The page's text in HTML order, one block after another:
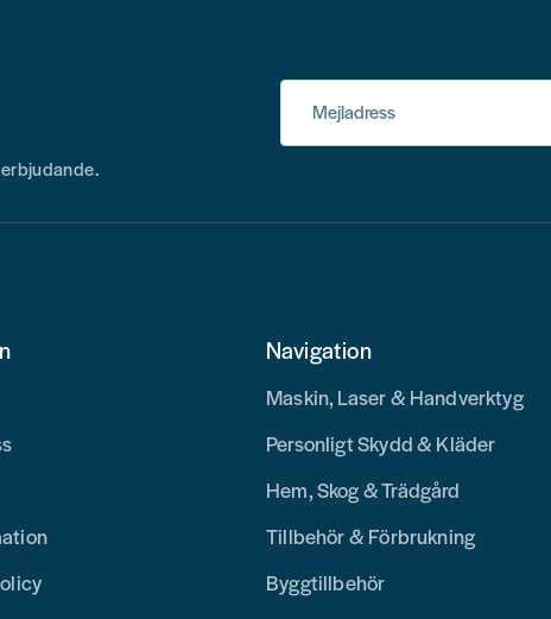
Mejladress
Navigation
Maskin, Laser & Handverktyg
Personligt Skydd & Kläder
Hem, Skog & Trädgård
Tillbehör & Förbrukning
Byggtillbehör